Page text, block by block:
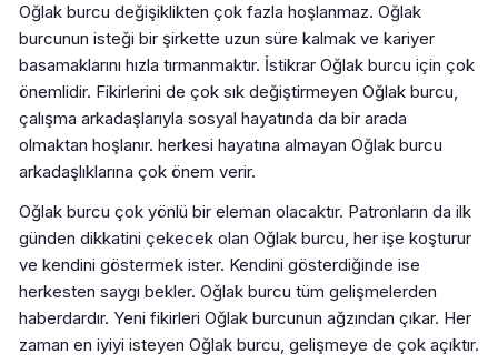
Oğlak burcu değişiklikten çok fazla hoşlanmaz. Oğlak
burcunun isteği bir şirkette uzun süre kalmak ve kariyer
basamaklarını hızla tırmanmaktır. İstikrar Oğlak burcu için çok
önemlidir. Fikirlerini de çok sık değiştirmeyen Oğlak burcu,
çalışma arkadaşlarıyla sosyal hayatında da bir arada
olmaktan hoşlanır. herkesi hayatına almayan Oğlak burcu
arkadaşlıklarına çok önem verir.
Oğlak burcu çok yönlü bir eleman olacaktır. Patronların da ilk
günden dikkatini çekecek olan Oğlak burcu, her işe koşturur
ve kendini göstermek ister. Kendini gösterdiğinde ise
herkesten saygı bekler. Oğlak burcu tüm gelişmelerden
haberdardır. Yeni fikirleri Oğlak burcunun ağzından çıkar. Her
zaman en iyiyi isteyen Oğlak burcu, gelişmeye de çok açıktır.